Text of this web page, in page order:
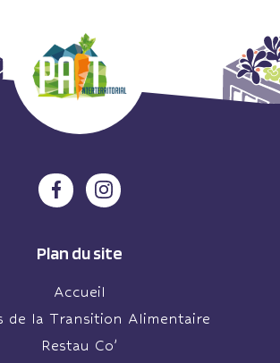
Plan du site
Accueil
de la Transition Alimentaire
Restau Co’